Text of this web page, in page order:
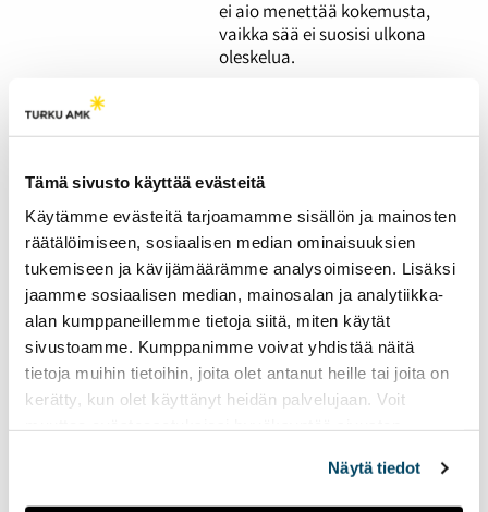
Tämä sivusto käyttää evästeitä
Käytämme evästeitä tarjoamamme sisällön ja mainosten
räätälöimiseen, sosiaalisen median ominaisuuksien
tukemiseen ja kävijämäärämme analysoimiseen. Lisäksi
jaamme sosiaalisen median, mainosalan ja analytiikka-
alan kumppaneillemme tietoja siitä, miten käytät
sivustoamme. Kumppanimme voivat yhdistää näitä
tietoja muihin tietoihin, joita olet antanut heille tai joita on
kerätty, kun olet käyttänyt heidän palvelujaan. Voit
Näytä tiedot
ei aio menettää kokemusta,
vaikka sää ei suosisi ulkona
oleskelua.
lähetysviikon kruunaa
Miisa Grekovin vierailu
17.04.2023 UUTISET
Radio Tutkan kevätkautta
on jäljellä enää kaksi
viikkoa.
Radio Tutkan toisella
lähetysviikolla
pääteemana on